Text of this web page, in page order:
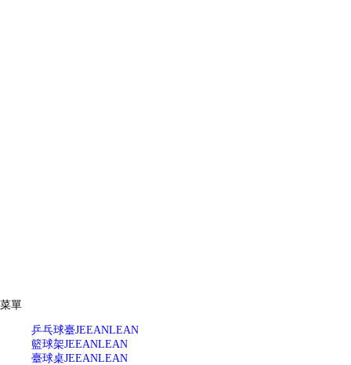
菜單
乒乓球臺JEEANLEAN
籃球架JEEANLEAN
臺球桌JEEANLEAN